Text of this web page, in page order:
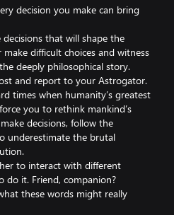
decision you make can bring
that will shape the
difficult choices and witness
deeply philosophical story.
and report to your Astrogator.
times when humanity’s greatest
you to rethink mankind’s
decisions, follow the
underestimate the brutal
to interact with different
do it. Friend, companion?
these words might really